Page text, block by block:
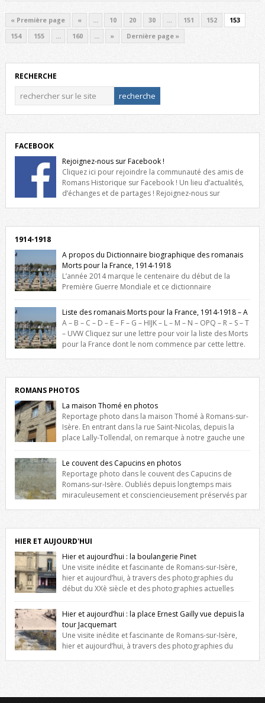
« Première page « … 10 20 30 … 151 152
153
154
155 … 160 … » Dernière page »
RECHERCHE
FACEBOOK
Rejoignez-nous sur Facebook !
Cliquez ici pour rejoindre la communauté des amis de
Romans Historique sur Facebook ! Un lieu d’actualités,
d’échanges et de partages ! Rejoignez-nous sur
1914-1918
A propos du Dictionnaire biographique des romanais
Morts pour la France, 1914-1918
L’année 2014 marque le centenaire du début de la
Première Guerre Mondiale et ce dictionnaire
biographique veut rendre hommage aux romanais Morts pour la
France durant ce conflit. La base de cette recherche historique est
constituée des noms gravés sur les plaques commémoratives de
l’Hôtel de Ville, du lycée du Dauphiné et du lycée Triboulet, […]
Liste des romanais Morts pour la France, 1914-1918 – A
A – B – C – D – E – F – G – HIJK – L – M – N – OPQ – R – S – T
– UVW Cliquez sur une lettre pour voir la liste des Morts
pour la France dont le nom commence par cette lettre.
ROMANS PHOTOS
La maison Thomé en photos
Reportage photo dans la maison Thomé à Romans-sur-
Isère. En entrant dans la rue Saint-Nicolas, depuis la
place Lally-Tollendal, on remarque à notre gauche une
maison construite au XVIè siècle. Les deux façades sont ornées de
fenêtres jumelles à meneaux. Entre ces deux étages, on peut voir une
niche qui contient une statue de la Vierge. […]
Le couvent des Capucins en photos
Reportage photo dans le couvent des Capucins de
Romans-sur-Isère. Oubliés depuis longtemps mais
miraculeusement et consciencieusement préservés par
l’histoire de la redécouverte de vestiges du couvent des Capucins !
Petit retour sur l’histoire […]
HIER ET AUJOURD'HUI
Hier et aujourd’hui : la boulangerie Pinet
Une visite inédite et fascinante de Romans-sur-Isère,
hier et aujourd’hui, à travers des photographies du
début du XXè siècle et des photographies actuelles
prises exactement dans le même cadre ! A l’angle de la place Jean
Jaurès et de l’avenue Victor Hugo (à côté d’Intermarché), à Romans. La
boulangerie Jules Pinet est inscrite dans le […]
Hier et aujourd’hui : la place Ernest Gailly vue depuis la
tour Jacquemart
Une visite inédite et fascinante de Romans-sur-Isère,
hier et aujourd’hui, à travers des photographies du